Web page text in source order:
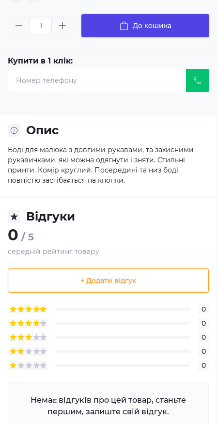
До кошика
Купити в 1 клік:
Опис
Боді для малюка з довгими рукавами, та захисними
рукавичками, які можна одягнути і зняти. Стильні
принти. Комір круглий. Посередині та низ боді
повністю застібається на кнопки.
Відгуки
0 / 5
середній рейтинг товару
+ Додати відгук
0
0
0
0
0
Немає відгуків про цей товар, станьте
першим, залиште свій відгук.